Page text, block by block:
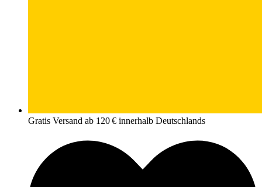
Gratis Versand ab 120 € innerhalb Deutschlands